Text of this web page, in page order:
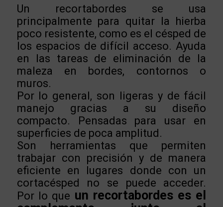
Un recortabordes se usa
principalmente para quitar la hierba
poco resistente, como es el césped de
los espacios de difícil acceso. Ayuda
en las tareas de eliminación de la
maleza en bordes, contornos o
muros.
Por lo general, son ligeras y de fácil
manejo gracias a su diseño
compacto. Pensadas para usar en
superficies de poca amplitud.
Son herramientas que permiten
trabajar con precisión y de manera
eficiente en lugares donde con un
cortacésped no se puede acceder.
Por lo que un recortabordes es el